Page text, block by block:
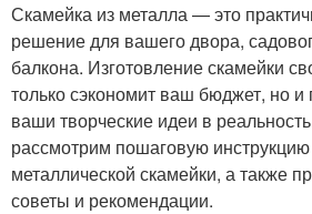
Скамейка из металла — это
решение для вашего двора,
балкона. Изготовление скамейки
только сэкономит ваш бюджет, но и
ваши творческие идеи в
рассмотрим пошаговую
металлической скамейки, а также
советы и рекомендации.